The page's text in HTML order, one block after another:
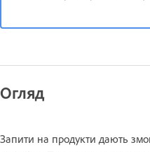
Огляд
Запити на продукти дають